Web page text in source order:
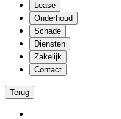
Lease
Onderhoud
Schade
Diensten
Zakelijk
Contact
Terug